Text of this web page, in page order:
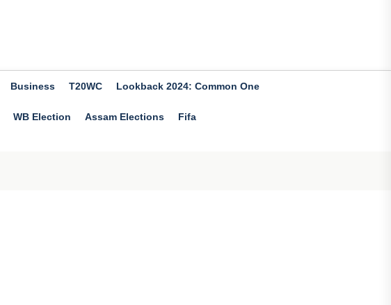
Business T20WC Lookback 2024: Common One
WB Election Assam Elections Fifa